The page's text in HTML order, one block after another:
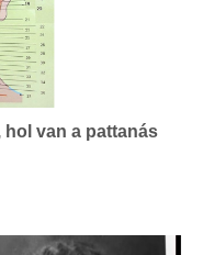
hol van a pattanás